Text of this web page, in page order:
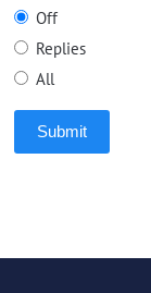
Off
Replies
All
Submit